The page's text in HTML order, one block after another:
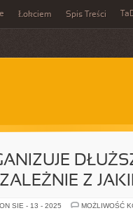
Łokciem Spis Treści
Z
SIE - 13 - 2025
MOŻLIWOŚĆ